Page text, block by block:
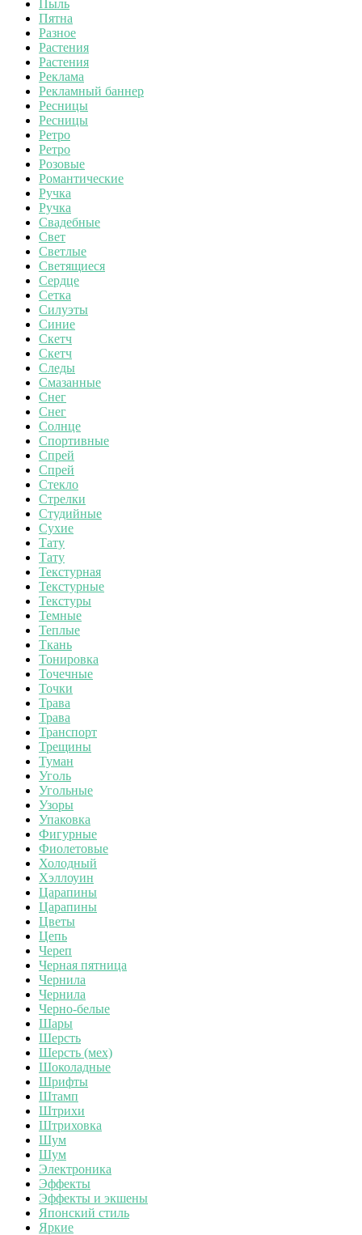
Пыль
Пятна
Разное
Растения
Растения
Реклама
Рекламный баннер
Ресницы
Ресницы
Ретро
Ретро
Розовые
Романтические
Ручка
Ручка
Свадебные
Свет
Светлые
Светящиеся
Сердце
Сетка
Силуэты
Синие
Скетч
Скетч
Следы
Смазанные
Снег
Снег
Солнце
Спортивные
Спрей
Спрей
Стекло
Стрелки
Студийные
Сухие
Тату
Тату
Текстурная
Текстурные
Текстуры
Темные
Теплые
Ткань
Тонировка
Точечные
Точки
Трава
Трава
Транспорт
Трещины
Туман
Уголь
Угольные
Узоры
Упаковка
Фигурные
Фиолетовые
Холодный
Хэллоуин
Царапины
Царапины
Цветы
Цепь
Череп
Черная пятница
Чернила
Чернила
Черно-белые
Шары
Шерсть
Шерсть (мех)
Шоколадные
Шрифты
Штамп
Штрихи
Штриховка
Шум
Шум
Электроника
Эффекты
Эффекты и экшены
Японский стиль
Яркие